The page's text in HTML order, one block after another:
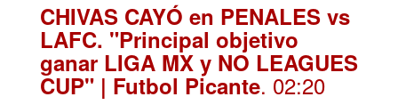
CHIVAS CAYÓ en PENALES vs
LAFC. "Principal objetivo
ganar LIGA MX y NO LEAGUES
CUP" | Futbol Picante. 02:20